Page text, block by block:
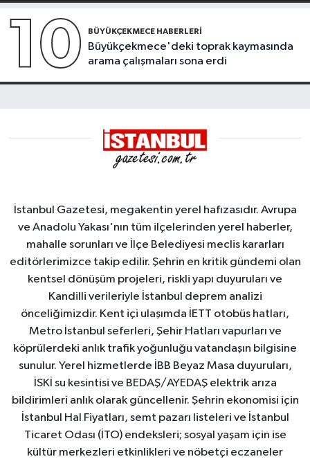
10 BÜYÜKÇEKMECE HABERLERI
Büyükçekmece'deki toprak kaymasında
arama çalışmaları sona erdi
İstanbul Gazetesi, megakentin yerel hafızasıdır. Avrupa
ve Anadolu Yakası'nın tüm ilçelerinden yerel haberler,
mahalle sorunları ve İlçe Belediyesi meclis kararları
editörlerimizce takip edilir. Şehrin en kritik gündemi olan
kentsel dönüşüm projeleri, riskli yapı duyuruları ve
Kandilli verileriyle İstanbul deprem analizi
önceliğimizdir. Kent içi ulaşımda İETT otobüs hatları,
Metro İstanbul seferleri, Şehir Hatları vapurları ve
köprülerdeki anlık trafik yoğunluğu vatandaşın bilgisine
sunulur. Yerel hizmetlerde İBB Beyaz Masa duyuruları,
İSKİ su kesintisi ve BEDAŞ/AYEDAŞ elektrik arıza
bildirimleri anlık olarak güncellenir. Şehrin ekonomisi için
İstanbul Hal Fiyatları, semt pazarı listeleri ve İstanbul
Ticaret Odası (İTO) endeksleri; sosyal yaşam için ise
kültür merkezleri etkinlikleri ve nöbetçi eczaneler